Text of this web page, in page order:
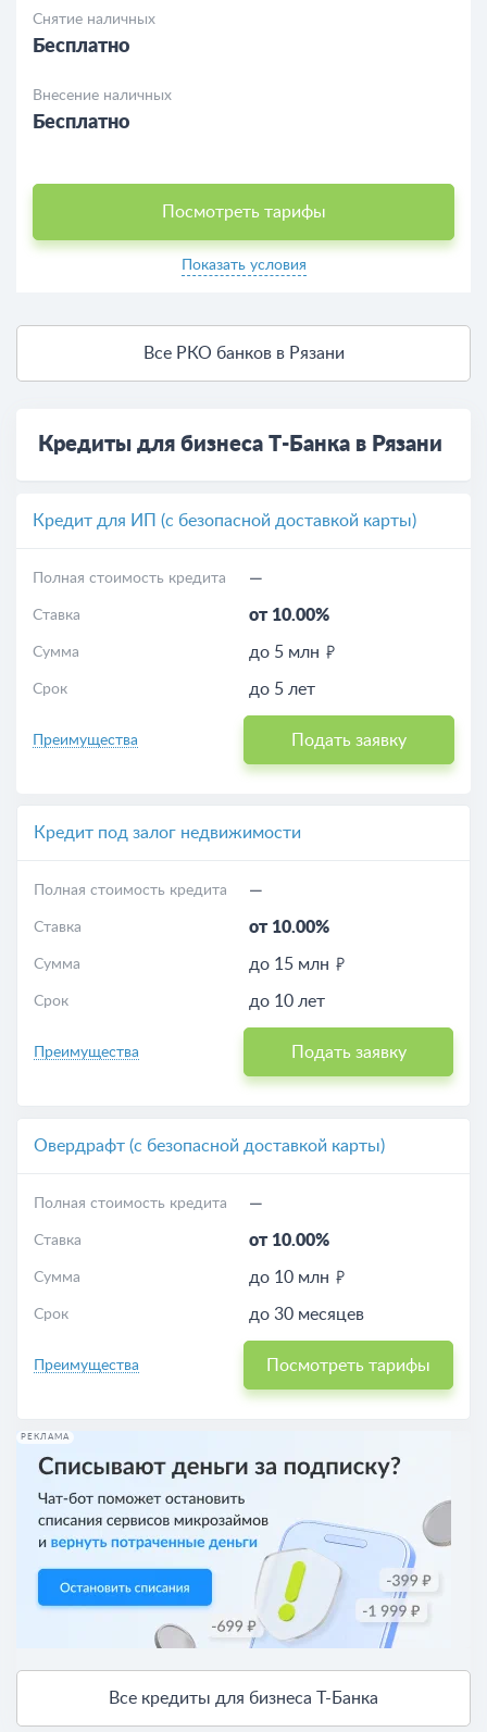
Снятие наличных
Бесплатно
Внесение наличных
Бесплатно
Посмотреть тарифы
Показать условия
Все РКО банков в Рязани
Кредиты для бизнеса Т-Банка в Рязани
Кредит для ИП (с безопасной доставкой карты)
Полная стоимость кредита —
Ставка от 10.00%
Сумма до 5 млн
Срок до 5 лет
Преимущества Подать заявку
Кредит под залог недвижимости
Полная стоимость кредита —
Ставка от 10.00%
Сумма до 15 млн
Срок до 10 лет
Преимущества Подать заявку
Овердрафт (с безопасной доставкой карты)
Полная стоимость кредита —
Ставка от 10.00%
Сумма до 10 млн
Срок до 30 месяцев
Преимущества Посмотреть тарифы
РЕКЛАМА
Все кредиты для бизнеса Т-Банка